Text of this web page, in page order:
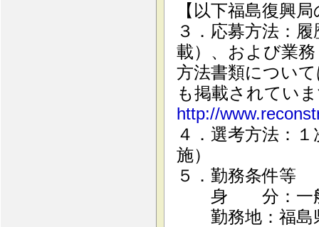
【以下福島復興
３．応募方法：
載）、および業
方法書類につい
も掲載されてい
http://
４．選考方法：
施）
５．勤務条件等
身 分：一般国
勤務地：福島県